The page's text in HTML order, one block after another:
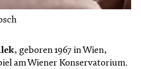
, geboren 1967 in Wien,
am Wiener Konservatorium.